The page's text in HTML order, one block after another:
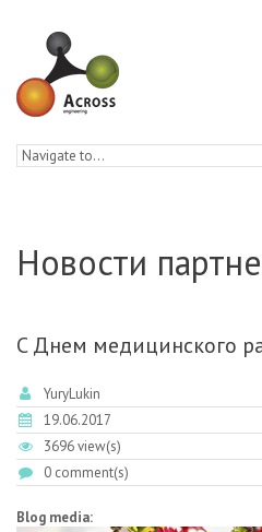
Новости
C Днем медицинского
YuryLukin
19.06.2017
3696 view(s)
0 comment(s)
Blog media: